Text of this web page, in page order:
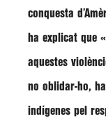
conquesta
ha explicat que
aquestes
no oblidar-ho,
indígenes pel